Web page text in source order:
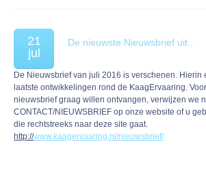
21
jul
De nieuwste Nieuwsbrief uit..
De Nieuwsbrief van juli 2016 is verschenen. Hierin
laatste ontwikkelingen rond de KaagErvaaring.
nieuwsbrief graag willen ontvangen, verwijzen we
CONTACT/NIEUWSBRIEF op onze website of u
die rechtstreeks naar deze site gaat.
http://www.kaagervaaring.nl/nieuwsbrief/